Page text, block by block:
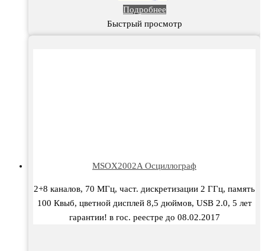
Подробнее
Быстрый просмотр
MSOX2002A Осциллограф
2+8 каналов, 70 МГц, част. дискретизации 2 ГГц, память
100 Квыб, цветной дисплей 8,5 дюймов, USB 2.0, 5 лет
гарантии! в гос. реестре до 08.02.2017